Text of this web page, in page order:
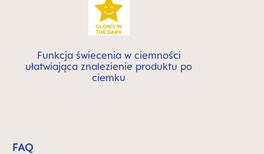
Funkcja świecenia w ciemności
ułatwiająca znalezienie produktu po
ciemku
FAQ